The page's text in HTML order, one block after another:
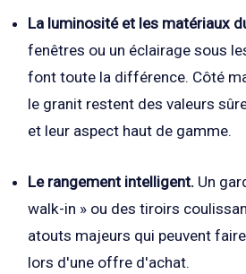
La luminosité et les matériaux
fenêtres ou un éclairage sous
font toute la différence. Côté
le granit restent des valeurs
et leur aspect haut de gamme.
Le rangement intelligent. Un
walk-in » ou des tiroirs
atouts majeurs qui peuvent
lors d'une offre d'achat.